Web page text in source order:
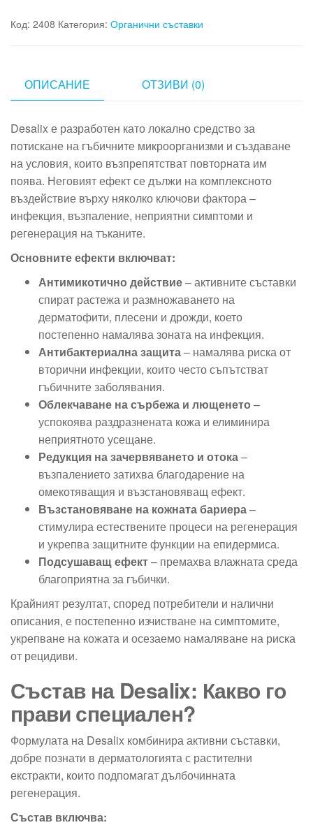
Код: 2408 Категория: Органични съставки
ОПИСАНИЕ ОТЗИВИ (0)
Desalix е разработен като локално средство за
потискане на гъбичните микроорганизми и създаване
на условия, които възпрепятстват повторната им
поява. Неговият ефект се дължи на комплексното
въздействие върху няколко ключови фактора –
инфекция, възпаление, неприятни симптоми и
регенерация на тъканите.
Основните ефекти включват:
Антимикотично действие– активните съставки
спират растежа и размножаването на
дерматофити, плесени и дрожди, което
постепенно намалява зоната на инфекция.
Антибактериална защита– намалява риска от
вторични инфекции, които често съпътстват
гъбичните заболявания.
Облекчаване на сърбежа и лющенето –
успокоява раздразнената кожа и елиминира
неприятното усещане.
Редукция на зачервяването и отока–
възпалението затихва благодарение на
омекотяващия и възстановяващ ефект.
Възстановяване на кожната бариера–
стимулира естествените процеси на регенерация
и укрепва защитните функции на епидермиса.
Подсушаващ ефект– премахва влажната среда
благоприятна за гъбички.
Крайният резултат, според потребители и налични
описания, е постепенно изчистване на симптомите,
укрепване на кожата и осезаемо намаляване на риска
от рецидиви.
Състав на Desalix: Какво го
прави специален?
Формулата на Desalix комбинира активни съставки,
добре познати в дерматологията с растителни
екстракти, които подпомагат дълбочинната
регенерация.
Състав включва: